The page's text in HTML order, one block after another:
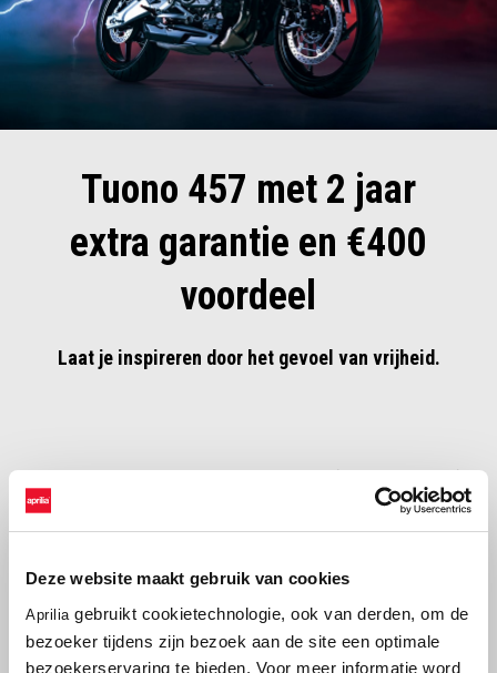
Deze website maakt gebruik van cookies
Aprilia gebruikt cookietechnologie, ook van derden, om de
bezoeker tijdens zijn bezoek aan de site een optimale
bezoekerservaring te bieden. Voor meer informatie word
Tuono 457 met 2 jaar
extra garantie en €400
voordeel
Laat je inspireren door het gevoel van vrijheid.
€400 voordeel op Tuono 457 modellen uit voorraad.
Configureer jouw nieuwe Tuono 457 en neem contact op met een